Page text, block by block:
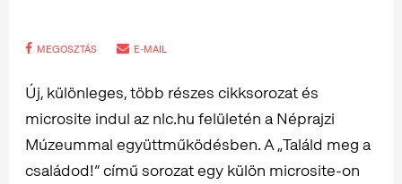
MEGOSZTÁS E-MAIL
Új, különleges, több részes cikksorozat és
microsite indul az nlc.hu felületén a Néprajzi
Múzeummal együttműködésben. A „Találd meg a
családod!” című sorozat egy külön microsite-on